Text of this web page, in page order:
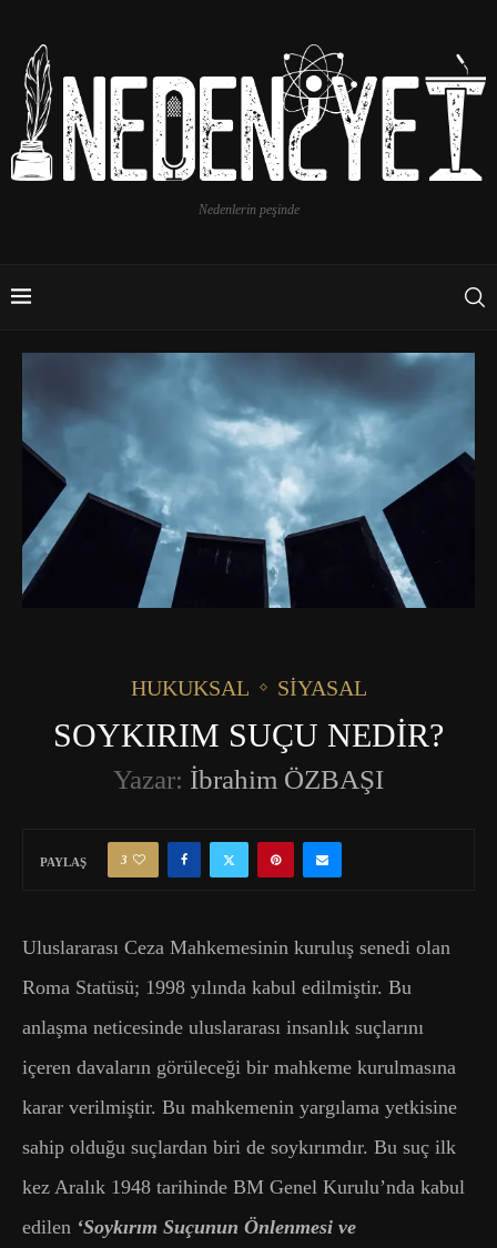
Nedenlerin peşinde
HUKUKSAL SIYASAL
SOYKIRIM SUÇU NEDİR?
Yazar: İbrahim ÖZBAŞI
PAYLAŞ 3
Uluslararası Ceza Mahkemesinin kuruluş senedi olan
Roma Statüsü; 1998 yılında kabul edilmiştir. Bu
anlaşma neticesinde uluslararası insanlık suçlarını
içeren davaların görüleceği bir mahkeme kurulmasına
karar verilmiştir. Bu mahkemenin yargılama yetkisine
sahip olduğu suçlardan biri de soykırımdır. Bu suç ilk
kez Aralık 1948 tarihinde BM Genel Kurulu’nda kabul
edilen ‘Soykırım Suçunun Önlenmesi ve